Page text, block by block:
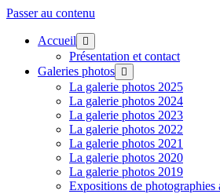
Passer au contenu
Accueil
ouvrir
menu
Présentation et contact
Galeries photos ouvrir
menu
La galerie photos 2025
La galerie photos 2024
La galerie photos 2023
La galerie photos 2022
La galerie photos 2021
La galerie photos 2020
La galerie photos 2019
Expositions de photographies